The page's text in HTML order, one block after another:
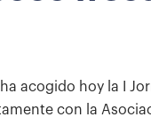
acogido hoy la I
con la